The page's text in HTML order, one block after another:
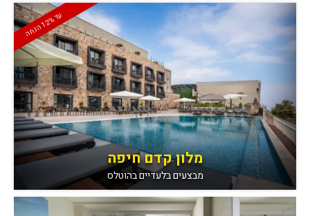
ע
ד
1
2%ה
נח
ה
מלון קדם חיפה
מבצעים בלעדיים בהוטלס